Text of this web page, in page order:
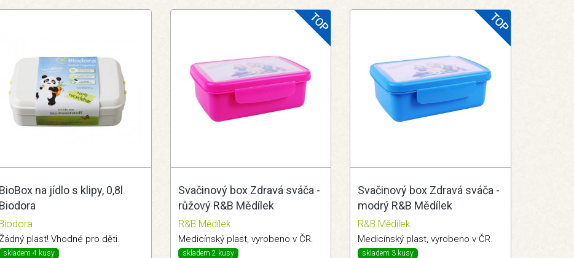
BioBox na jídlo s klipy, 0,8l
Biodora
Biodora
plast! Vhodné pro děti.
skladem 4 kusy
Svačinový box Zdravá sváča -
růžový R&B Mědílek
R&B Mědílek
Medicínský plast, vyrobeno v ČR.
skladem 2 kusy
Svačinový box Zdravá sváča -
modrý R&B Mědílek
R&B Mědílek
Medicínský plast, vyrobeno v ČR.
skladem 3 kusy